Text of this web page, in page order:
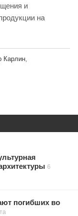
и
на
Карлин,
6
погибших во